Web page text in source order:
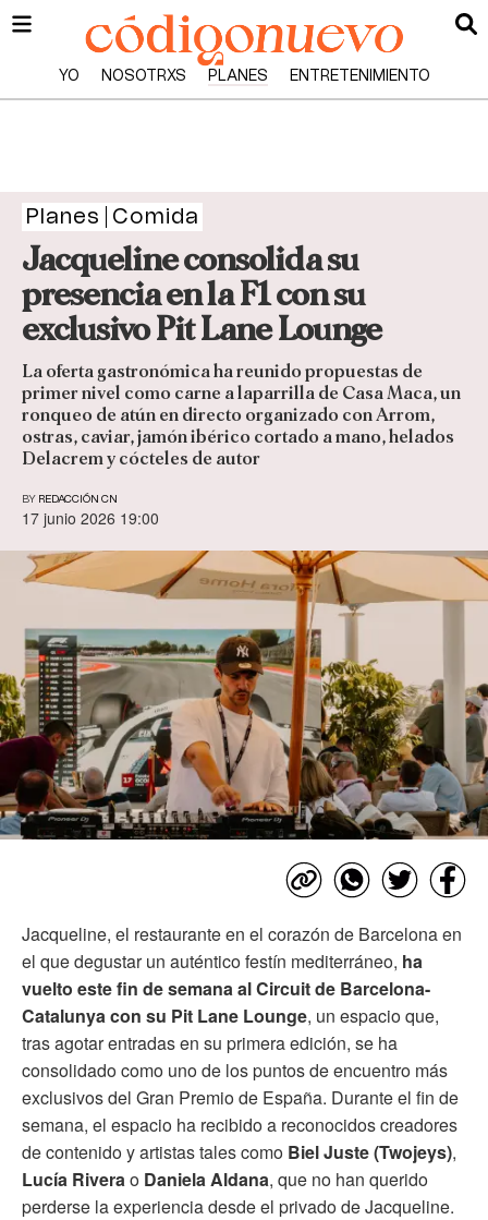
YO NOSOTRXS PLANES ENTRETENIMIENTO
Planes Comida
Jacqueline consolida su
presencia en la F1 con su
exclusivo Pit Lane Lounge
La oferta gastronómica ha reunido propuestas de
primer nivel como carne a laparrilla de Casa Maca, un
ronqueo de atún en directo organizado con Arrom,
ostras, caviar, jamón ibérico cortado a mano, helados
Delacrem y cócteles de autor
BY REDACCIÓN CN
17 junio 2026 19:00
Jacqueline, el restaurante en el corazón de Barcelona en
el que degustar un auténtico festín mediterráneo, ha
vuelto este fin de semana al Circuit de Barcelona-
Catalunya con su Pit Lane Lounge, un espacio que,
tras agotar entradas en su primera edición, se ha
consolidado como uno de los puntos de encuentro más
exclusivos del Gran Premio de España. Durante el fin de
semana, el espacio ha recibido a reconocidos creadores
de contenido y artistas tales como Biel Juste (Twojeys),
Lucía Riverao Daniela Aldana, que no han querido
perderse la experiencia desde el privado de Jacqueline.